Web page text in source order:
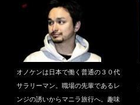
オノケンは日本で働く普通の３０代
サラリーマン。職場の先輩であるレ
ンジの誘いからマニラ旅行へ。趣味